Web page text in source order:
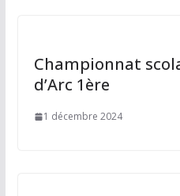
Championnat
d’Arc 1ère
1 décembre 2024